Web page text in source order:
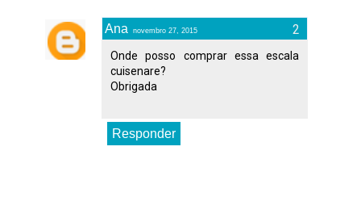
Ana novembro 27, 2015
Onde posso comprar essa escala
cuisenare?
Obrigada
Responder